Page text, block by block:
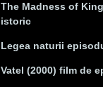
The Madness of
istoric
Legea naturii
Vatel (2000) film de